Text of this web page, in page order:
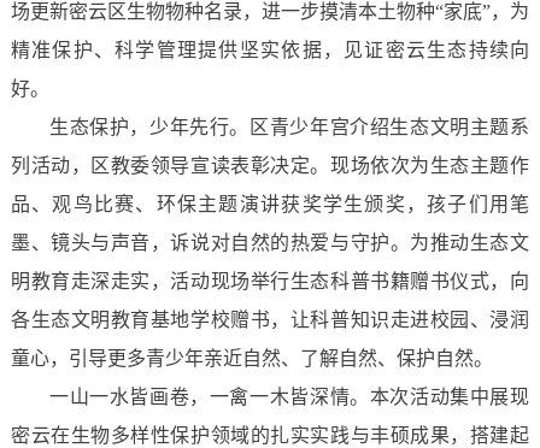
场更新密云区生物物种名录，进一步摸清本土物种“家底”，为
精准保护、科学管理提供坚实依据，见证密云生态持续向
好。
生态保护，少年先行。区青少年宫介绍生态文明主题系
列活动，区教委领导宣读表彰决定。现场依次为生态主题作
品、观鸟比赛、环保主题演讲获奖学生颁奖，孩子们用笔
墨、镜头与声音，诉说对自然的热爱与守护。为推动生态文
明教育走深走实，活动现场举行生态科普书籍赠书仪式，向
各生态文明教育基地学校赠书，让科普知识走进校园、浸润
童心，引导更多青少年亲近自然、了解自然、保护自然。
一山一水皆画卷，一禽一木皆深情。本次活动集中展现
密云在生物多样性保护领域的扎实实践与丰硕成果，搭建起